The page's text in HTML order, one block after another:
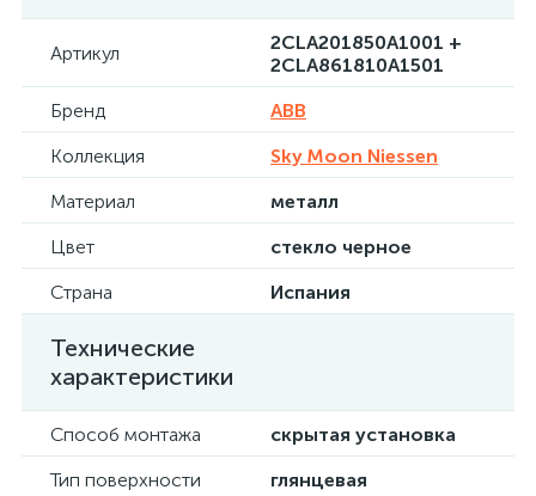
Артикул
2CLA201850A1001 +
2CLA861810A1501
Бренд
ABB
Коллекция
Sky Moon Niessen
Материал
металл
Цвет
стекло черное
Страна
Испания
Технические
характеристики
Способ монтажа
скрытая установка
Тип поверхности
глянцевая